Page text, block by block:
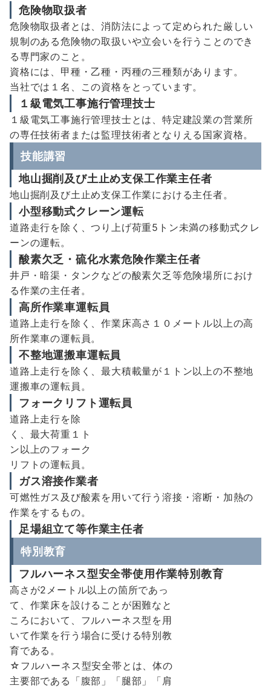
危険物取扱者
危険物取扱者とは、消防法によって定められた厳しい
規制のある危険物の取扱いや立会いを行うことのでき
る専門家のこと。
資格には、甲種・乙種・丙種の三種類があります。
当社では１名、この資格をとっています。
１級電気工事施行管理技士
１級電気工事施行管理技士とは、特定建設業の営業所
の専任技術者または監理技術者となりえる国家資格。
技能講習
地山掘削及び土止め支保工作業主任者
地山掘削及び土止め支保工作業における主任者。
小型移動式クレーン運転
道路走行を除く、つり上げ荷重5トン未満の移動式クレ
ーンの運転。
酸素欠乏・硫化水素危険作業主任者
井戸・暗渠・タンクなどの酸素欠乏等危険場所におけ
る作業の主任者。
高所作業車運転員
道路上走行を除く、作業床高さ１０メートル以上の高
所作業車の運転員。
不整地運搬車運転員
道路上走行を除く、最大積載量が１トン以上の不整地
運搬車の運転員。
フォークリフト運転員
道路上走行を除
く、最大荷重１ト
ン以上のフォーク
リフトの運転員。
ガス溶接作業者
可燃性ガス及び酸素を用いて行う溶接・溶断・加熱の
作業をするもの。
足場組立て等作業主任者
特別教育
フルハーネス型安全帯使用作業特別教育
高さが2メートル以上の箇所であっ
て、作業床を設けることが困難なと
ころにおいて、フルハーネス型を用
いて作業を行う場合に受ける特別教
育である。
☆フルハーネス型安全帯とは、体の
主要部である「腹部」「腿部」「肩